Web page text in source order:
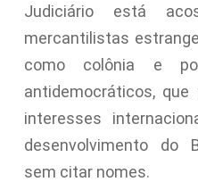
Judiciário está
mercantilistas
como colônia e
antidemocráticos,
interesses
desenvolvimento do
sem citar nomes.